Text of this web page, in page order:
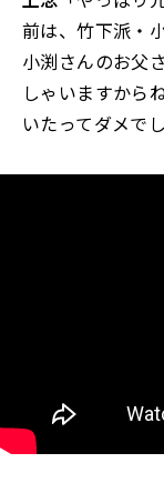
前は、竹下派・
小渕さんのお父
しゃいますから
いたってダメで